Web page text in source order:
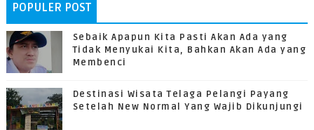
POPULER POST
Sebaik Apapun Kita Pasti Akan Ada yang
Tidak Menyukai Kita, Bahkan Akan Ada yang
Membenci
Destinasi Wisata Telaga Pelangi Payang
Setelah New Normal Yang Wajib Dikunjungi